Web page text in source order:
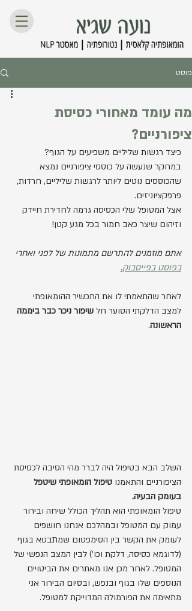
פוסט
מה עומד מאחורי כסיסת
ציפורניים?
כיצד רגשות שליליים משפיעים על הגוף?
במחקר שנעשה על כוססי ציפורניים נמצא
שהכוססים נוטים ליותר לרגשות שליליים, חרדות,
פרפקציוניזים.
אצל המטופל שלי הכסיסה גרמה לחדירת חיידק
וזיהום שיצר כאב חמור בכל מגע קטן!
אתם מוזמנים להתרשם מתמונות של לפני ואחרי
בפוסט בפייסבוק.
לאחר שהתאמתי לו את התכשיר ההומאופתי
למצב הדלקתי הסוער חל שיפור ניכר כבר ביממה
הראשונה.
השלב הבא בטיפול היה לברר מהי הסיבה לכסיסת
הציפורניים והתאמנו טיפול הומאופתי שיטפל
בעומק הבעיה.
טיפול הומאופתי הוא תהליך הכולל שיחה ובירור
עמוק עם המטופל ובמהלכם אנחנו חושפים
לעומק את הקשר בין הסימפטום שמתבטא בגוף
(לדוגמא כסיסה, דלקת וכו') לבין המצב הנפשי של
המטופל. לאחר מכן אנו מאתרים את הביטויים
הנוספים שלו בגוף ובנפש, ובסיום הבירור אני
מתאימה את הפורמולה המדוייקת למטופל.